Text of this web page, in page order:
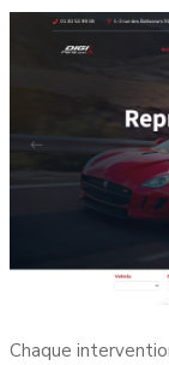
Chaque